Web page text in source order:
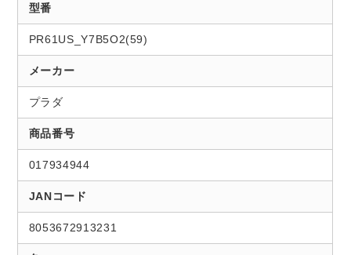
型番
PR61US_Y7B5O2(59)
メーカー
プラダ
商品番号
017934944
JANコード
8053672913231